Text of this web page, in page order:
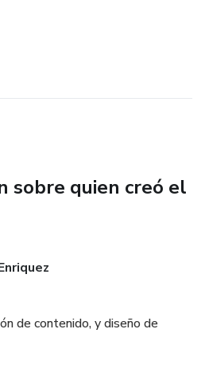
exitosos y supera los
con historias reales de
no solo estás adquiriendo
títulos inspiradores en cualquier
y toma el control de tu
sobre quien creó el
de contenido, y diseño de